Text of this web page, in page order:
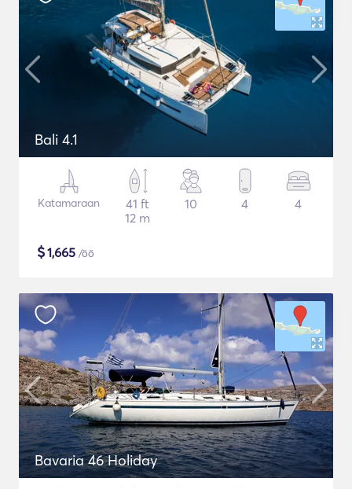
Bali 4.1
Katamaraan
41 ft
12 m
10 4 4
$1,665 /öö
Bavaria 46 Holiday